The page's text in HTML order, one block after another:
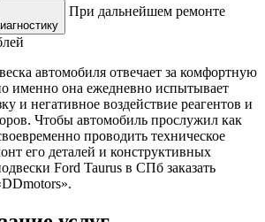
При дальнейшем ремонте
автомобиля отвечает за комфортную
именно она ежедневно испытывает
и негативное воздействие реагентов и
Чтобы автомобиль прослужил как
проводить техническое
его деталей и конструктивных
Ford Taurus в СПб заказать